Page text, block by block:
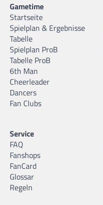
Gametime
Startseite
Spielplan & Ergebnisse
Tabelle
Spielplan ProB
Tabelle ProB
6th Man
Cheerleader
Dancers
Fan Clubs
Service
FAQ
Fanshops
FanCard
Glossar
Regeln